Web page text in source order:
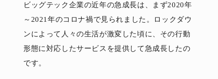
ビッグテック企業の近年の急成長は、まず2020年
～2021年のコロナ禍で見られました。ロックダウ
ンによって人々の生活が激変した頃に、その行動
形態に対応したサービスを提供して急成長したの
です。